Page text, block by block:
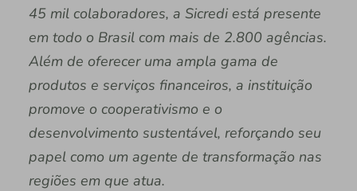
45 mil colaboradores, a Sicredi está presente
em todo o Brasil com mais de 2.800 agências.
Além de oferecer uma ampla gama de
produtos e serviços financeiros, a instituição
promove o cooperativismo e o
desenvolvimento sustentável, reforçando seu
papel como um agente de transformação nas
regiões em que atua.